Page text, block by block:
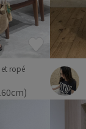
et ropé